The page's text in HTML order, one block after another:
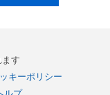
す
キーポリシー